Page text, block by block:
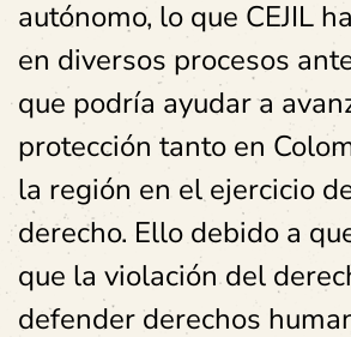
autónomo, lo que CEJIL
en diversos procesos
que podría ayudar a
protección tanto en
la región en el ejercicio
derecho. Ello debido a
que la violación del
defender derechos